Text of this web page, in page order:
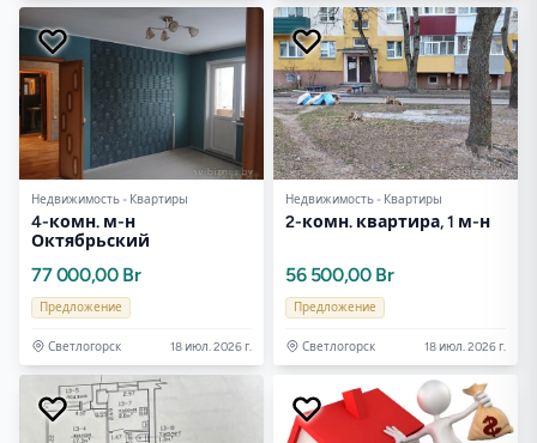
Недвижимость - Квартиры
4-комн. м-н
Октябрьский
77 000,00 Br
Предложение
Светлогорск 18 июл. 2026 г.
Недвижимость - Квартиры
2-комн. квартира, 1 м-н
56 500,00 Br
Предложение
Светлогорск 18 июл. 2026 г.